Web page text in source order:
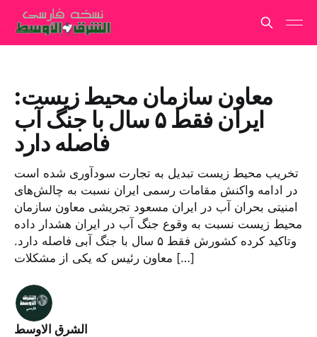
معاون سازمان محیط زیست:
ایران فقط ۵ سال با جنگ‌ آب
فاصله دارد
تخریب محیط زیست تبدیل به تجارت سودآوری شده است
در ادامه واکنش مقامات رسمی ایران نسبت به چالش‌های
امنیتی بحران آب در ایران مسعود تجریشی معاون سازمان
محیط زیست نسبت به وقوع جنگ آب در ایران هشدار داده
وتاکید کرده کشورش فقط ۵ سال با جنگ آبی فاصله دارد.
معاون رئیس که یکی از مشکلات […]
الشرق الاوسط